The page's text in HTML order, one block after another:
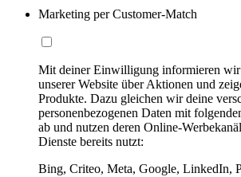
Marketing per Customer-Match
Mit deiner Einwilligung informieren wir
unserer Website über Aktionen und
Produkte. Dazu gleichen wir deine
personenbezogenen Daten mit
ab und nutzen deren Online-
Dienste bereits nutzt:
Bing, Criteo, Meta, Google, LinkedIn,